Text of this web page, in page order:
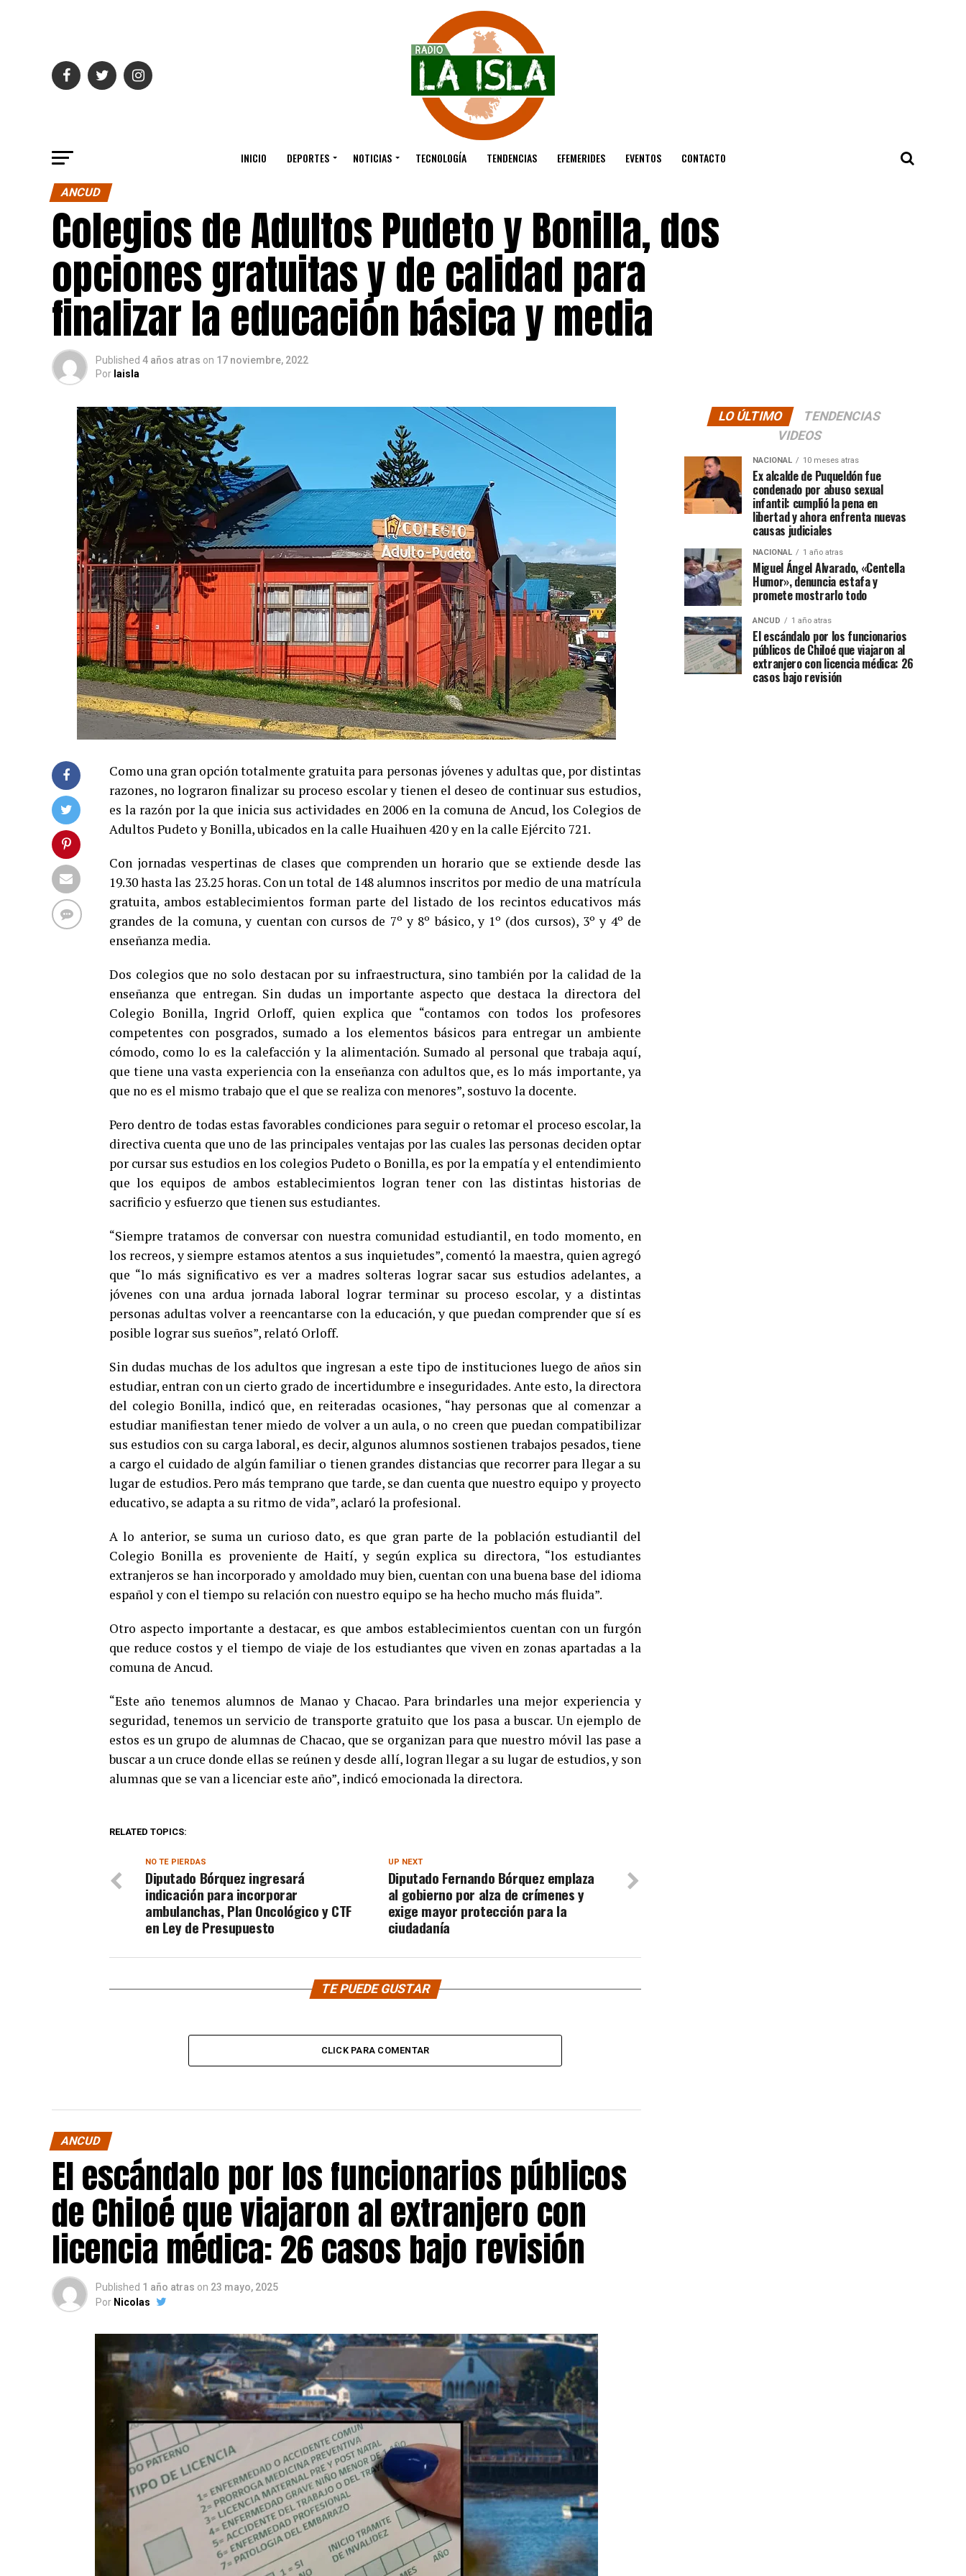
INICIO DEPORTES NOTICIAS TECNOLOGÍA TENDENCIAS EFEMERIDES EVENTOS CONTACTO
ANCUD
Colegios de Adultos Pudeto y Bonilla, dos
opciones gratuitas y de calidad para
finalizar la educación básica y media
Published 4 años atras on 17 noviembre, 2022
Por laisla
Como una gran opción totalmente gratuita para personas jóvenes y adultas que, por distintas
razones, no lograron finalizar su proceso escolar y tienen el deseo de continuar sus estudios,
es la razón por la que inicia sus actividades en 2006 en la comuna de Ancud, los Colegios de
Adultos Pudeto y Bonilla, ubicados en la calle Huaihuen 420 y en la calle Ejército 721.
Con jornadas vespertinas de clases que comprenden un horario que se extiende desde las
19.30 hasta las 23.25 horas. Con un total de 148 alumnos inscritos por medio de una matrícula
gratuita, ambos establecimientos forman parte del listado de los recintos educativos más
grandes de la comuna, y cuentan con cursos de 7º y 8º básico, y 1º (dos cursos), 3º y 4º de
enseñanza media.
Dos colegios que no solo destacan por su infraestructura, sino también por la calidad de la
enseñanza que entregan. Sin dudas un importante aspecto que destaca la directora del
Colegio Bonilla, Ingrid Orloff, quien explica que “contamos con todos los profesores
competentes con posgrados, sumado a los elementos básicos para entregar un ambiente
cómodo, como lo es la calefacción y la alimentación. Sumado al personal que trabaja aquí,
que tiene una vasta experiencia con la enseñanza con adultos que, es lo más importante, ya
que no es el mismo trabajo que el que se realiza con menores”, sostuvo la docente.
Pero dentro de todas estas favorables condiciones para seguir o retomar el proceso escolar, la
directiva cuenta que uno de las principales ventajas por las cuales las personas deciden optar
por cursar sus estudios en los colegios Pudeto o Bonilla, es por la empatía y el entendimiento
que los equipos de ambos establecimientos logran tener con las distintas historias de
sacrificio y esfuerzo que tienen sus estudiantes.
“Siempre tratamos de conversar con nuestra comunidad estudiantil, en todo momento, en
los recreos, y siempre estamos atentos a sus inquietudes”, comentó la maestra, quien agregó
que “lo más significativo es ver a madres solteras lograr sacar sus estudios adelantes, a
jóvenes con una ardua jornada laboral lograr terminar su proceso escolar, y a distintas
personas adultas volver a reencantarse con la educación, y que puedan comprender que sí es
posible lograr sus sueños”, relató Orloff.
Sin dudas muchas de los adultos que ingresan a este tipo de instituciones luego de años sin
estudiar, entran con un cierto grado de incertidumbre e inseguridades. Ante esto, la directora
del colegio Bonilla, indicó que, en reiteradas ocasiones, “hay personas que al comenzar a
estudiar manifiestan tener miedo de volver a un aula, o no creen que puedan compatibilizar
sus estudios con su carga laboral, es decir, algunos alumnos sostienen trabajos pesados, tiene
a cargo el cuidado de algún familiar o tienen grandes distancias que recorrer para llegar a su
lugar de estudios. Pero más temprano que tarde, se dan cuenta que nuestro equipo y proyecto
educativo, se adapta a su ritmo de vida”, aclaró la profesional.
A lo anterior, se suma un curioso dato, es que gran parte de la población estudiantil del
Colegio Bonilla es proveniente de Haití, y según explica su directora, “los estudiantes
extranjeros se han incorporado y amoldado muy bien, cuentan con una buena base del idioma
español y con el tiempo su relación con nuestro equipo se ha hecho mucho más fluida”.
Otro aspecto importante a destacar, es que ambos establecimientos cuentan con un furgón
que reduce costos y el tiempo de viaje de los estudiantes que viven en zonas apartadas a la
comuna de Ancud.
“Este año tenemos alumnos de Manao y Chacao. Para brindarles una mejor experiencia y
seguridad, tenemos un servicio de transporte gratuito que los pasa a buscar. Un ejemplo de
estos es un grupo de alumnas de Chacao, que se organizan para que nuestro móvil las pase a
buscar a un cruce donde ellas se reúnen y desde allí, logran llegar a su lugar de estudios, y son
alumnas que se van a licenciar este año”, indicó emocionada la directora.
RELATED TOPICS:
UP NEXT
Diputado Fernando Bórquez emplaza
al gobierno por alza de crímenes y
exige mayor protección para la
ciudadanía
NO TE PIERDAS
Diputado Bórquez ingresará
indicación para incorporar
ambulanchas, Plan Oncológico y CTF
en Ley de Presupuesto
TE PUEDE GUSTAR
CLICK PARA COMENTAR
ANCUD
El escándalo por los funcionarios públicos
de Chiloé que viajaron al extranjero con
licencia médica: 26 casos bajo revisión
Published 1 año atras on 23 mayo, 2025
Por Nicolas
LO ÚLTIMO
TENDENCIAS
VIDEOS
NACIONAL 10 meses atras
Ex alcalde de Puqueldón fue
condenado por abuso sexual
infantil: cumplió la pena en
libertad y ahora enfrenta nuevas
causas judiciales
NACIONAL 1 año atras
Miguel Ángel Alvarado, «Centella
Humor», denuncia estafa y
promete mostrarlo todo
ANCUD 1 año atras
El escándalo por los funcionarios
públicos de Chiloé que viajaron al
extranjero con licencia médica: 26
casos bajo revisión